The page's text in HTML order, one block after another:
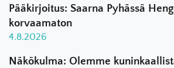
Pääkirjoitus: Saarna Pyhässä
korvaamaton
4.8.2026
Näkökulma: Olemme